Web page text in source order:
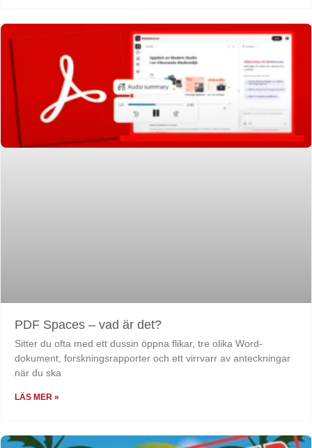
PDF Spaces – vad är det?
Sitter du ofta med ett dussin öppna flikar, tre olika Word-
dokument, forskningsrapporter och ett virrvarr av anteckningar
när du ska
LÄS MER »